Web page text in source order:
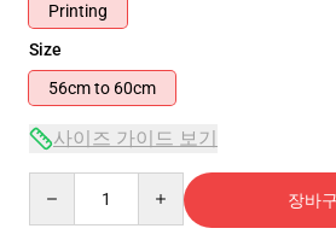
Printing
Size
56cm to 60cm
사이즈 가이드 보기
장바